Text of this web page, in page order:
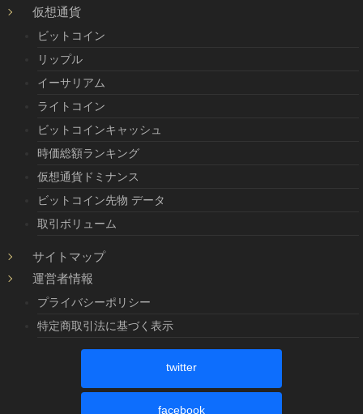
仮想通貨
ビットコイン
リップル
イーサリアム
ライトコイン
ビットコインキャッシュ
時価総額ランキング
仮想通貨ドミナンス
ビットコイン先物 データ
取引ボリューム
サイトマップ
運営者情報
プライバシーポリシー
特定商取引法に基づく表示
twitter
facebook